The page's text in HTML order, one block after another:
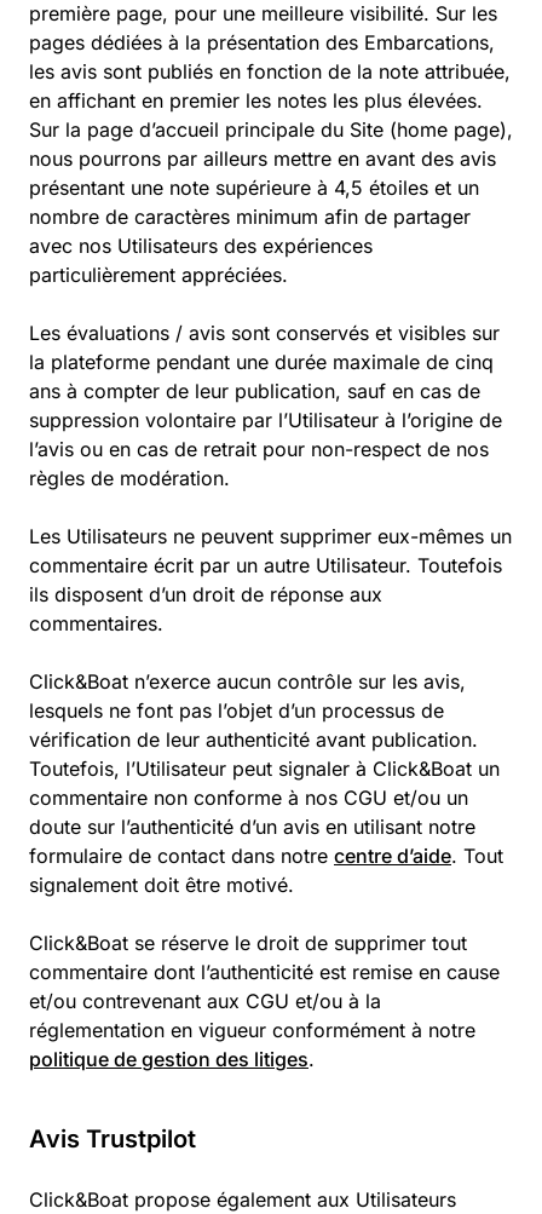
première page, pour une meilleure visibilité. Sur les
pages dédiées à la présentation des Embarcations,
les avis sont publiés en fonction de la note attribuée,
en affichant en premier les notes les plus élevées.
Sur la page d’accueil principale du Site (home page),
nous pourrons par ailleurs mettre en avant des avis
présentant une note supérieure à 4,5 étoiles et un
nombre de caractères minimum afin de partager
avec nos Utilisateurs des expériences
particulièrement appréciées.
Les évaluations / avis sont conservés et visibles sur
la plateforme pendant une durée maximale de cinq
ans à compter de leur publication, sauf en cas de
suppression volontaire par l’Utilisateur à l’origine de
l’avis ou en cas de retrait pour non-respect de nos
règles de modération.
Les Utilisateurs ne peuvent supprimer eux-mêmes un
commentaire écrit par un autre Utilisateur. Toutefois
ils disposent d’un droit de réponse aux
commentaires.
Click&Boat n’exerce aucun contrôle sur les avis,
lesquels ne font pas l’objet d’un processus de
vérification de leur authenticité avant publication.
Toutefois, l’Utilisateur peut signaler à Click&Boat un
commentaire non conforme à nos CGU et/ou un
doute sur l’authenticité d’un avis en utilisant notre
formulaire de contact dans notre centre d’aide. Tout
signalement doit être motivé.
Click&Boat se réserve le droit de supprimer tout
commentaire dont l’authenticité est remise en cause
et/ou contrevenant aux CGU et/ou à la
réglementation en vigueur conformément à notre
politique de gestion des litiges.
Avis Trustpilot
Click&Boat propose également aux Utilisateurs